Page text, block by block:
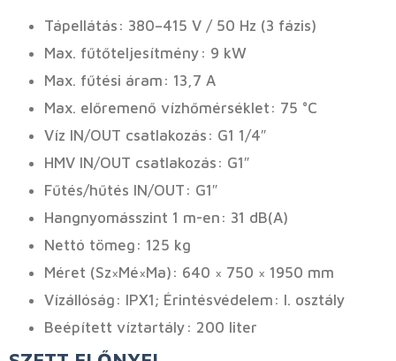
Tápellátás: 380–415 V / 50 Hz (3 fázis)
Max. fűtőteljesítmény: 9 kW
Max. fűtési áram: 13,7 A
Max. előremenő vízhőmérséklet: 75 °C
Víz IN/OUT csatlakozás: G1 1/4″
HMV IN/OUT csatlakozás: G1″
Fűtés/hűtés IN/OUT: G1″
Hangnyomásszint 1 m-en: 31 dB(A)
Nettó tömeg: 125 kg
Méret (Sz×Mé×Ma): 640 × 750 × 1950 mm
Vízállóság: IPX1; Érintésvédelem: I. osztály
Beépített víztartály: 200 liter